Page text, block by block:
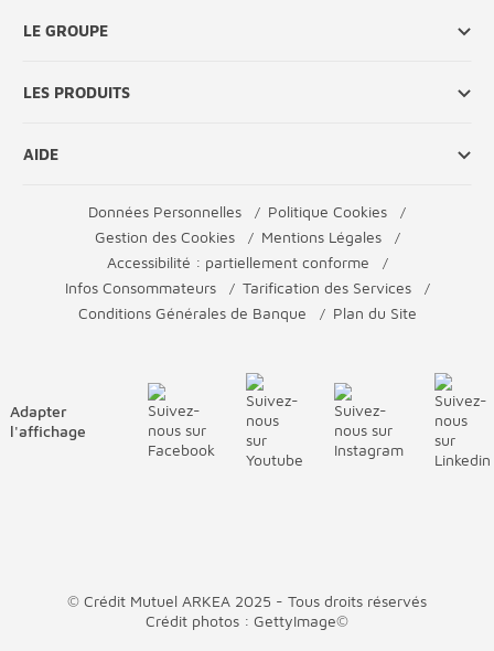
LE GROUPE
LES PRODUITS
AIDE
Données Personnelles
Politique Cookies
Gestion des Cookies
Mentions Légales
Accessibilité : partiellement conforme
Infos Consommateurs
Tarification des Services
Conditions Générales de Banque
Plan du Site
Adapter
l'affichage
© Crédit Mutuel ARKEA 2025 - Tous droits réservés
Crédit photos : GettyImage©